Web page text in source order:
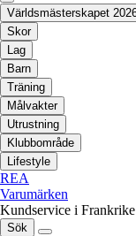
Världsmästerskapet
Skor
Lag
Barn
Träning
Målvakter
Utrustning
Klubbområde
Lifestyle
REA
Varumärken
Kundservice i Frankrike
Sök